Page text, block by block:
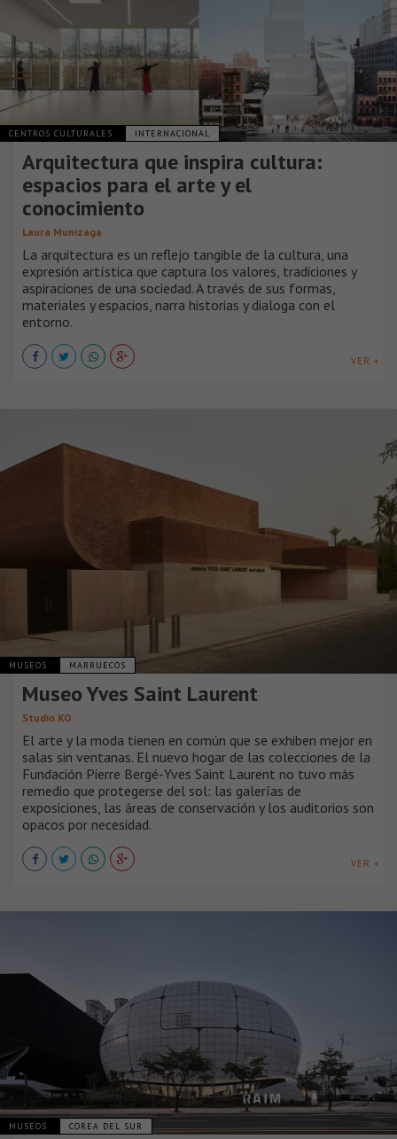
CENTROS CULTURALES INTERNACIONAL
Arquitectura que inspira cultura:
espacios para el arte y el
conocimiento
Laura Munizaga
La arquitectura es un reflejo tangible de la cultura, una
expresión artística que captura los valores, tradiciones y
aspiraciones de una sociedad. A través de sus formas,
materiales y espacios, narra historias y dialoga con el
entorno.
VER +
MUSEOS MARRUECOS
Museo Yves Saint Laurent
Studio KO
El arte y la moda tienen en común que se exhiben mejor en
salas sin ventanas. El nuevo hogar de las colecciones de la
Fundación Pierre Bergé-Yves Saint Laurent no tuvo más
remedio que protegerse del sol: las galerías de
exposiciones, las áreas de conservación y los auditorios son
opacos por necesidad.
VER +
MUSEOS COREA DEL SUR